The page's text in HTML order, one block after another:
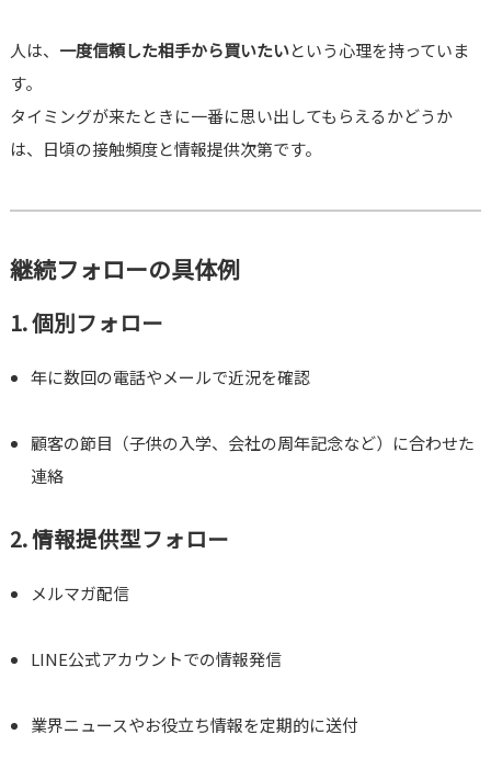
人は、 一度信頼した相手から買いたいという心理を持っていま
す。
タイミングが来たときに一番に思い出してもらえるかどうか
は、日頃の接触頻度と情報提供次第です。
継続フォローの具体例
1. 個別フォロー
年に数回の電話やメールで近況を確認
顧客の節目（子供の入学、会社の周年記念など）に合わせた
連絡
2. 情報提供型フォロー
メルマガ配信
LINE公式アカウントでの情報発信
業界ニュースやお役立ち情報を定期的に送付